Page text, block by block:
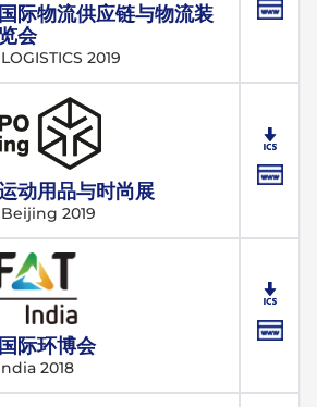
际物流供应链与物流装
会
2019
动用品与时尚展
2019
际环博会
2018